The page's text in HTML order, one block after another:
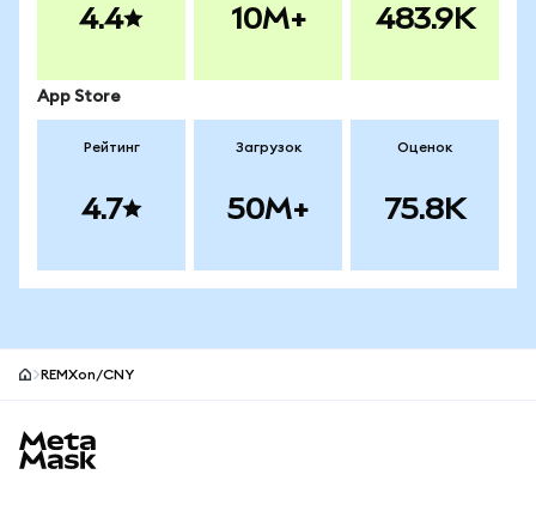
4.4 10M+ 483.9K
App Store
Рейтинг
4.7
Загрузок
50M+
Оценок
75.8K
REMXon/CNY